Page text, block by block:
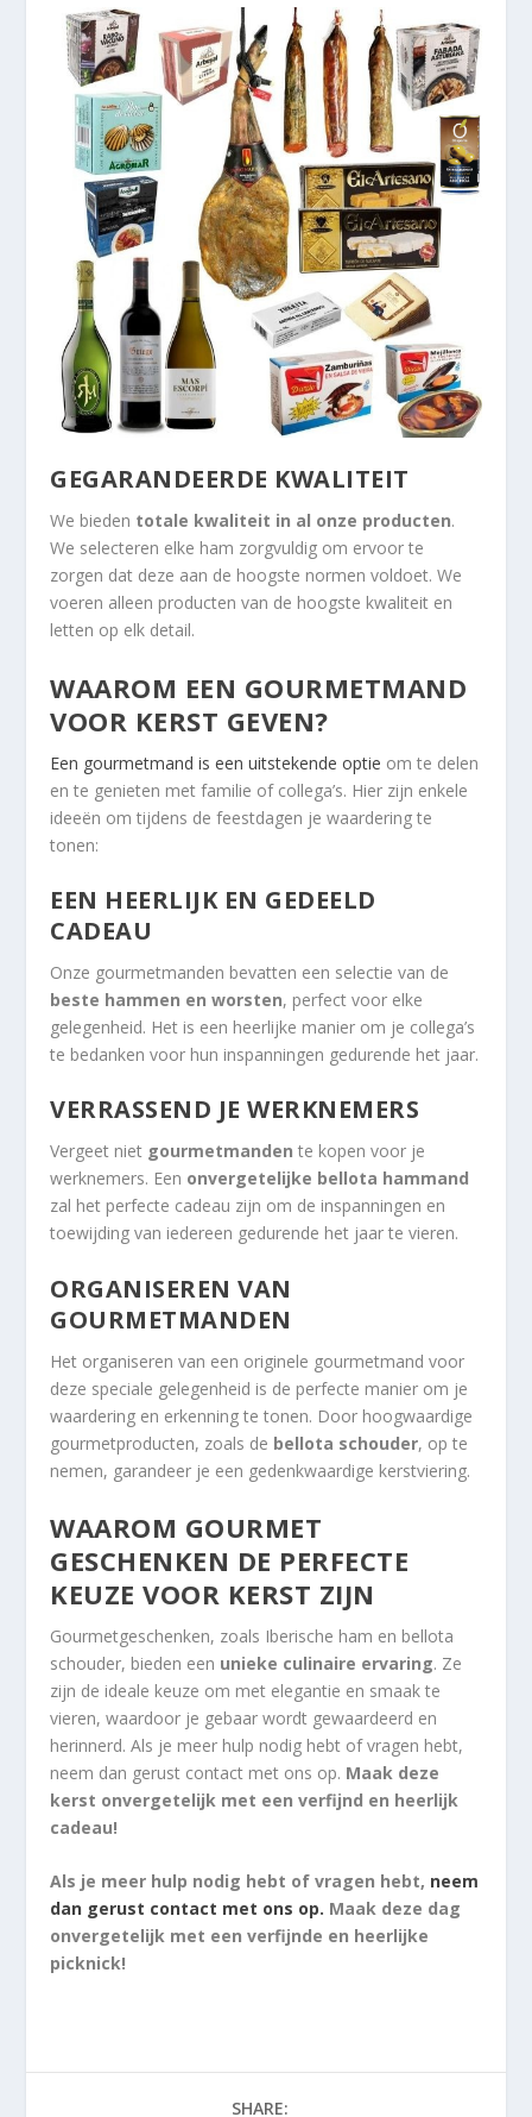
GEGARANDEERDE KWALITEIT
We bieden totale kwaliteit in al onze producten.
We selecteren elke ham zorgvuldig om ervoor te
zorgen dat deze aan de hoogste normen voldoet. We
voeren alleen producten van de hoogste kwaliteit en
letten op elk detail.
WAAROM EEN GOURMETMAND
VOOR KERST GEVEN?
Een gourmetmand is een uitstekende optie om te delen
en te genieten met familie of collega’s. Hier zijn enkele
ideeën om tijdens de feestdagen je waardering te
tonen:
EEN HEERLIJK EN GEDEELD
CADEAU
Onze gourmetmanden bevatten een selectie van de
beste hammen en worsten, perfect voor elke
gelegenheid. Het is een heerlijke manier om je collega’s
te bedanken voor hun inspanningen gedurende het jaar.
VERRASSEND JE WERKNEMERS
Vergeet niet gourmetmanden te kopen voor je
werknemers. Een onvergetelijke bellota hammand
zal het perfecte cadeau zijn om de inspanningen en
toewijding van iedereen gedurende het jaar te vieren.
ORGANISEREN VAN
GOURMETMANDEN
Het organiseren van een originele gourmetmand voor
deze speciale gelegenheid is de perfecte manier om je
waardering en erkenning te tonen. Door hoogwaardige
gourmetproducten, zoals de bellota schouder, op te
nemen, garandeer je een gedenkwaardige kerstviering.
WAAROM GOURMET
GESCHENKEN DE PERFECTE
KEUZE VOOR KERST ZIJN
Gourmetgeschenken, zoals Iberische ham en bellota
schouder, bieden een unieke culinaire ervaring. Ze
zijn de ideale keuze om met elegantie en smaak te
vieren, waardoor je gebaar wordt gewaardeerd en
herinnerd. Als je meer hulp nodig hebt of vragen hebt,
neem dan gerust contact met ons op. Maak deze
kerst onvergetelijk met een verfijnd en heerlijk
cadeau!
Als je meer hulp nodig hebt of vragen hebt, neem
dan gerust contact met ons op. Maak deze dag
onvergetelijk met een verfijnde en heerlijke
picknick!
SHARE: